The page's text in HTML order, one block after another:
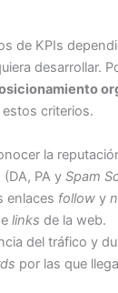
de KPIs
desarrollar.
criterios.
la
(DA, PA ySpam
enlaces follow y
links de la web.
del tráfico y
por las que